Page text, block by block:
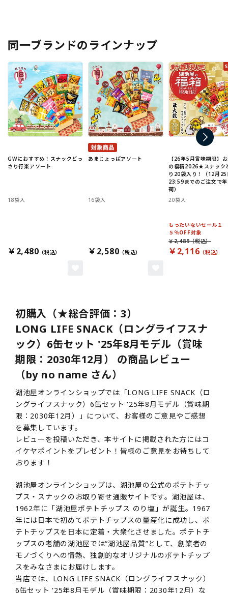
同一ブランドのラインナップ
GWにおすすめ！スナックどっ
さり行楽アソート
18袋入
￥2,480
あまじょっぱアソート
16袋入
￥2,580
【26年5月賞味期限】
の福箱2026★スナック
り20袋入り！（12月25
23:59までのご注文で
荷）
20袋入
もったいないセール１
５％OFF対象
￥2,116
￥2,489
初購入（★総合評価：3）
LONG LIFE SNACK（ロングライフスナ
ック）6缶セット '25年8月モデル（賞味
期限：2030年12月） の商品レビュー
（by no name さん）
湖池屋オンラインショップでは「LONG LIFE SNACK（ロ
ングライフスナック）6缶セット '25年8月モデル（賞味期
限：2030年12月）」について、お客様のご意見やご感想
を募集しています。
レビューを投稿いただき、本サイトに掲載された方にはコ
イケヤポイントをプレゼント！皆様のご意見をお待ちして
おります！
湖池屋オンラインショップは、湖池屋の公式のポテトチッ
プス・スナックのお取り寄せ通販サイトです。湖池屋は、
1962年に「湖池屋ポテトチップス のり塩」が誕生。1967
年には日本で初めてポテトチップスの量産化に成功し、ポ
テトチップスを日本に定着・大衆化させました。ポテトチ
ップスの老舗の湖池屋では“湖池屋品質”として、創業者の
モノづくりへの情熱、独創的なオリジナルのポテトチップ
スをみなさまにお届けします。
当店では、LONG LIFE SNACK（ロングライフスナック）
6缶セット '25年8月モデル（賞味期限：2030年12月）な